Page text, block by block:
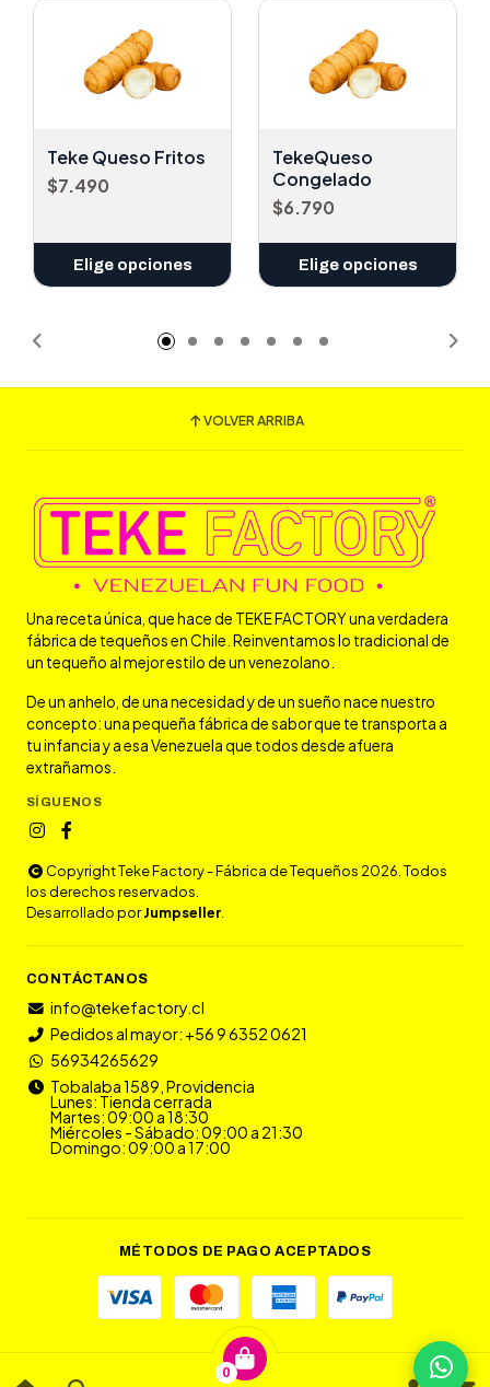
0
Teke Queso Fritos
$7.490
Elige opciones
TekeQueso
Congelado
$6.790
Elige opciones
VOLVER ARRIBA
Una receta única, que hace de TEKE FACTORY una verdadera
fábrica de tequeños en Chile. Reinventamos lo tradicional de
un tequeño al mejor estilo de un venezolano.
De un anhelo, de una necesidad y de un sueño nace nuestro
concepto: una pequeña fábrica de sabor que te transporta a
tu infancia y a esa Venezuela que todos desde afuera
extrañamos.
SÍGUENOS
Copyright Teke Factory - Fábrica de Tequeños 2026. Todos
los derechos reservados.
Desarrollado porJumpseller
CONTÁCTANOS
info@tekefactory.cl
Pedidos al mayor: +56 9 6352 0621
56934265629
Tobalaba 1589, Providencia
Lunes: Tienda cerrada
Martes: 09:00 a 18:30
Miércoles - Sábado: 09:00 a 21:30
Domingo: 09:00 a 17:00
MÉTODOS DE PAGO ACEPTADOS